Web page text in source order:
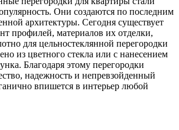
Они создаются по последним
архитектуры. Сегодня существует
профилей, материалов их отделки,
для цельностеклянной перегородки
из цветного стекла или с нанесением
Благодаря этому перегородки
надежность и непревзойденный
впишется в интерьер любой